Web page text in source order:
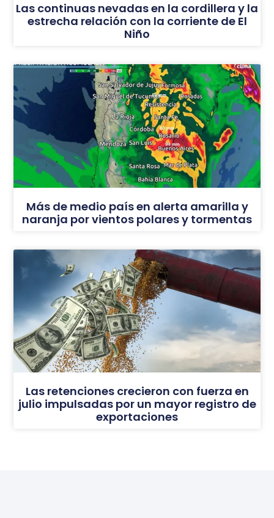
Las continuas nevadas en la cordillera y la
estrecha relación con la corriente de El
Niño
Más de medio país en alerta amarilla y
naranja por vientos polares y tormentas
Las retenciones crecieron con fuerza en
julio impulsadas por un mayor registro de
exportaciones